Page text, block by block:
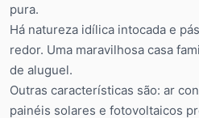
pura.
Há natureza idílica intocada e
redor. Uma maravilhosa casa
de aluguel.
Outras características são: ar
painéis solares e fotovoltaicos